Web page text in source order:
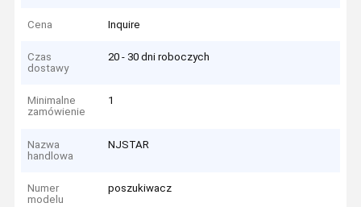
Cena Inquire
Czas
dostawy
20 - 30 dni roboczych
Minimalne
zamówienie
1
Nazwa
handlowa
NJSTAR
Numer
modelu
poszukiwacz